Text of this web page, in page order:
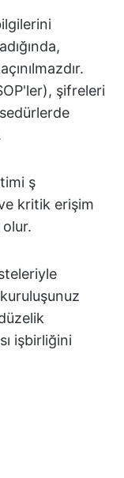
şifreleri
ş
kritik erişim
olur.
işbirliğini